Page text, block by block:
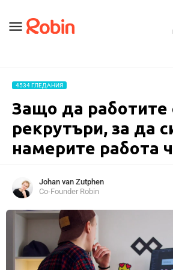
menu
4534 ГЛЕДАНИЯ
Защо да работите
рекрутъри, за да
намерите работа
Johan van Zutphen
Co-Founder Robin